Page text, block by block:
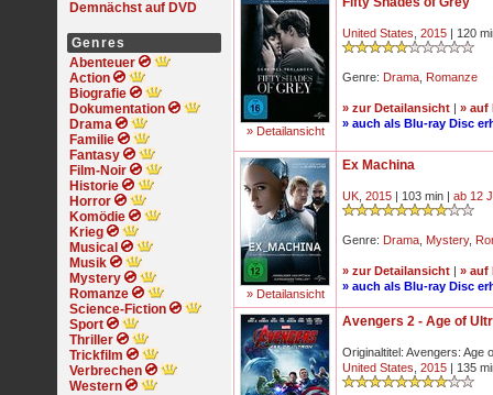
Demnächst auf DVD
Genres
Abenteuer
Action
Biografie
Dokumentation
Drama
Familie
Fantasy
Film-Noir
Historie
Horror
Komödie
Krieg
Musical
Musik
Mystery
Romanze
Science-Fiction
Sport
Thriller
Trickfilm
Verbrechen
Western
» Detailansicht
United States 2015 | 120
Genre: Drama Romanze
» zur Detailansicht | » auf
» auch als Blu-ray Disc
» Detailansicht
Ex Machina
UK 2015 | 103 min | ab 12
Genre: Drama Mystery,
» zur Detailansicht | » auf
» auch als Blu-ray Disc
Avengers 2 - Age of
Originaltitel: Avengers: Age
United States 2015 | 135